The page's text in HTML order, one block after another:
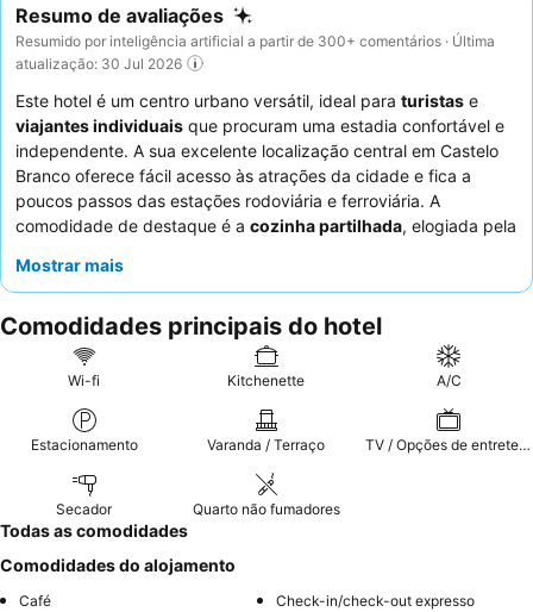
Resumo de avaliações
Resumido por inteligência artificial a partir de 300+ comentários · Última
atualização: 30 Jul 2026
Este hotel é um centro urbano versátil, ideal para turistas e
viajantes individuais que procuram uma estadia confortável e
independente. A sua excelente localização central em Castelo
Branco oferece fácil acesso às atrações da cidade e fica a
poucos passos das estações rodoviária e ferroviária. A
comodidade de destaque é a cozinha partilhada, elogiada pela
a flexibilidade de auto-suficiência. Os hóspedes elogiam
staff, com o proprietário frequentemente destacado pela sua
hospitalidade excecional. Para uma experiência
verdadeiramente relaxante, considere reservar um quarto
Mostrar mais
Comodidades principais do hotel
Wi-fi Kitchenette A/C
Estacionamento Varanda / Terraço TV / Opções de entretenimento
Secador Quarto não fumadores
Todas as comodidades
Comodidades do alojamento
Café
Check-in/check-out expresso